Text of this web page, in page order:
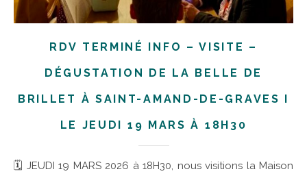
RDV TERMINÉ INFO – VISITE –
DÉGUSTATION DE LA BELLE DE
BRILLET À SAINT-AMAND-DE-GRAVES I
LE JEUDI 19 MARS À 18H30
🗓 JEUDI 19 MARS 2026 à 18H30, nous visitions la Maison